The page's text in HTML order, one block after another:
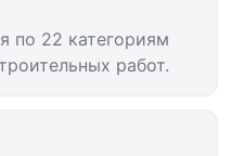
по 22 категориям
работ.